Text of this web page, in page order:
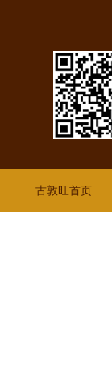
古敦旺首页